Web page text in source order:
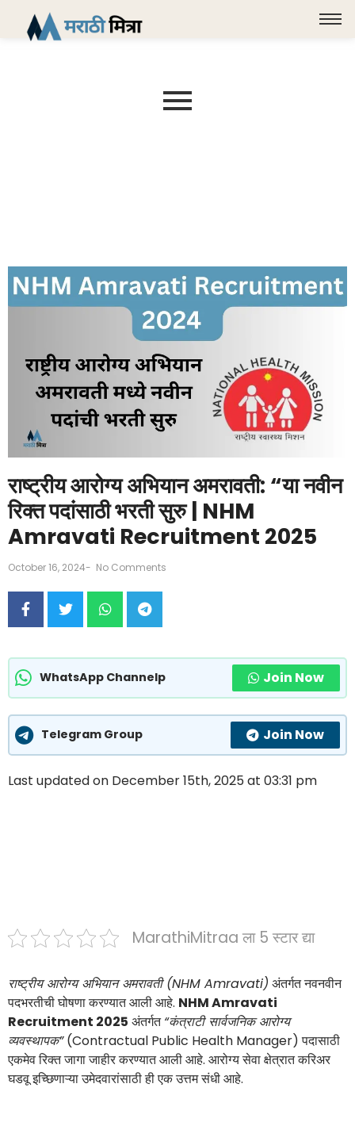
राष्ट्रीय आरोग्य अभियान अमरावती: “या नवीन
रिक्त पदांसाठी भरती सुरु | NHM
Amravati Recruitment 2025
October 16, 2024- No Comments
WhatsApp Channelp Join Now
Telegram Group Join Now
Last updated on December 15th, 2025 at 03:31 pm
MarathiMitraa ला 5 स्टार द्या
राष्ट्रीय आरोग्य अभियान अमरावती (NHM Amravati) अंतर्गत नवनवीन
पदभरतीची घोषणा करण्यात आली आहे. NHM Amravati
Recruitment 2025 अंतर्गत“कंत्राटी सार्वजनिक आरोग्य
व्यवस्थापक”(Contractual Public Health Manager) पदासाठी
एकमेव रिक्त जागा जाहीर करण्यात आली आहे. आरोग्य सेवा क्षेत्रात करिअर
घडवू इच्छिणाऱ्या उमेदवारांसाठी ही एक उत्तम संधी आहे.